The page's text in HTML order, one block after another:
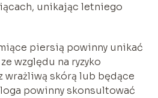
unikając letniego
piersią powinny unikać
względu na ryzyko
wrażliwą skórą lub będące
powinny skonsultować